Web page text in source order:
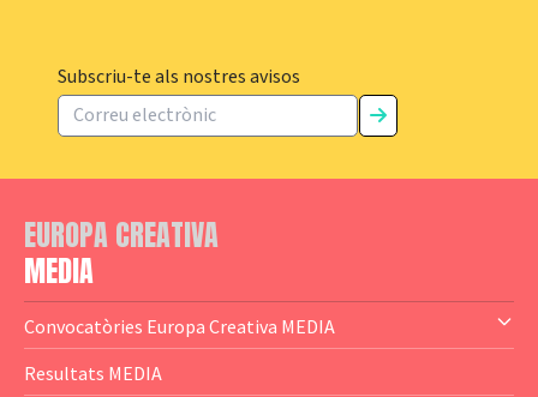
Subscriu-te als nostres avisos
EUROPA CREATIVA
MEDIA
Convocatòries Europa Creativa MEDIA
— Content Cluster
Resultats MEDIA